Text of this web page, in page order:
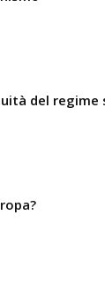
del regime